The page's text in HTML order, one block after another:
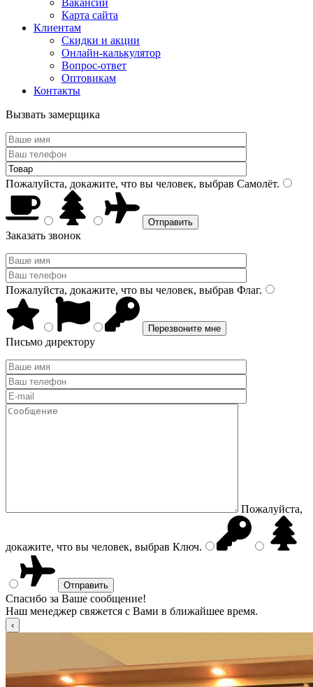
Вакансии
Карта сайта
Клиентам
Скидки и акции
Онлайн-калькулятор
Вопрос-ответ
Оптовикам
Контакты
Вызвать замерщика
Пожалуйста, докажите, что вы человек, выбрав Самолёт.
Заказать звонок
Пожалуйста, докажите, что вы человек, выбрав Флаг.
Письмо директору
Пожалуйста,
докажите, что вы человек, выбрав Ключ.
Спасибо за Ваше сообщение!
Наш менеджер свяжется с Вами в ближайшее время.